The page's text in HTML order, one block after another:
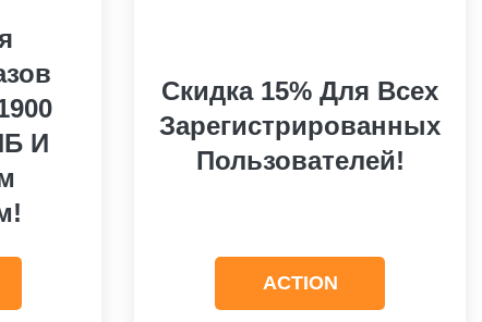
И
Cкидка 15% Для Всех
Зарегистрированных
Пользователей!
ACTION